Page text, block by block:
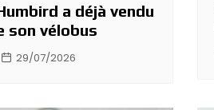
a déjà vendu
son vélobus
29/07/2026